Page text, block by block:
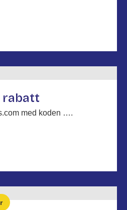
rabatt
med koden ….